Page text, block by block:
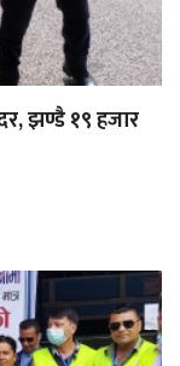
झण्डै १९ हजार